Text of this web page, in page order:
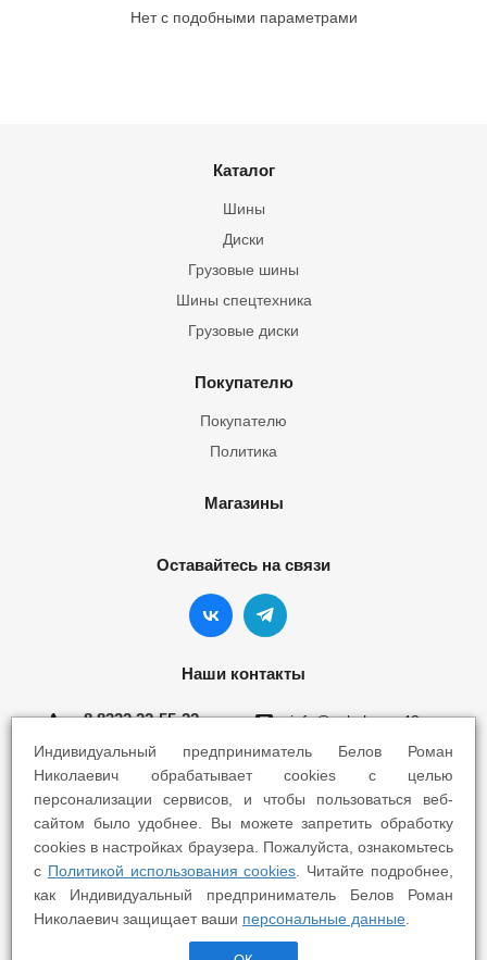
Нет с подобными параметрами
Каталог
Шины
Грузовые шины
Шины спецтехника
Диски
Грузовые диски
Покупателю
Покупателю
Политика
Магазины
Оставайтесь на связи
Наши контакты
8 8332 22-55-22 info@yokohama43.ru
Киров, ул. Ломоносова 5Б
Киров, ул. Профсоюзная 7А
2025 © Yokohama Киров - Шины Диски Сервис
Индивидуальный предприниматель Белов Роман
Николаевич обрабатывает cookies с целью
персонализации сервисов, и чтобы пользоваться веб-
сайтом было удобнее. Вы можете запретить обработку
cookies в настройках браузера. Пожалуйста, ознакомьтесь
с Политикой использования cookies . Читайте подробнее,
как Индивидуальный предприниматель Белов Роман
Николаевич защищает ваши персональные данные